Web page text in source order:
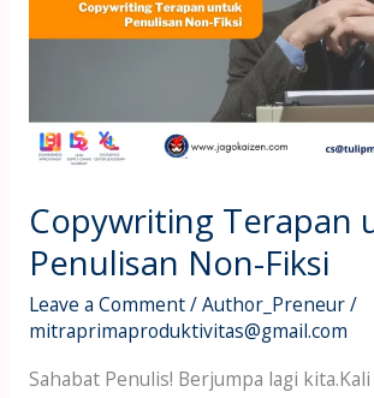
Copywriting Terapan
Penulisan Non-Fiksi
Leave a Comment/Author_Preneur/
mitraprimaproduktivitas@gmail.com
Sahabat Penulis! Berjumpa lagi
Penulisan